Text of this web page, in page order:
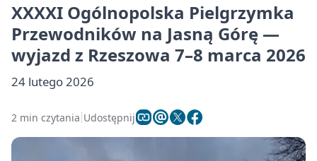
XXXXI Ogólnopolska Pielgrzymka
Przewodników na Jasną Górę —
wyjazd z Rzeszowa 7–8 marca 2026
24 lutego 2026
2 min czytania Udostępnij